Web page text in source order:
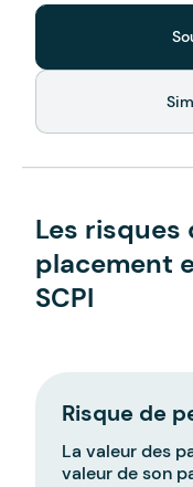
Les risques
placement
SCPI
Risque de
La valeur des
valeur de son